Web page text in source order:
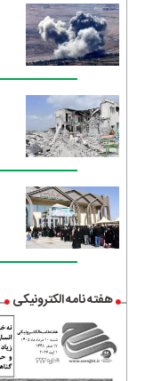
هفته نامه الکترونیکی